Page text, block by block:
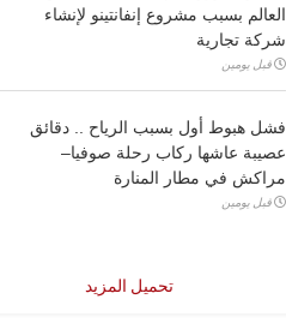
العالم بسبب مشروع إنفانتينو لإنشاء
شركة تجارية
قبل يومين
فشل هبوط أول بسبب الرياح .. دقائق
عصيبة عاشها ركاب رحلة صوفيا–
مراكش في مطار المنارة
قبل يومين
تحميل المزيد